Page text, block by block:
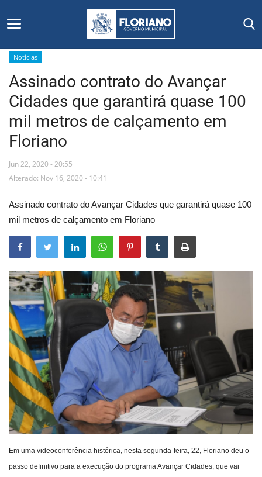
Início
Editais
Floriano
Secretarias e Órgãos
Mural de Licitações
Vídeos
Webmail
Contato
Notícias
Assinado contrato do Avançar
Cidades que garantirá quase 100
mil metros de calçamento em
Floriano
Jun 22, 2020 - 20:55
Alterado: Nov 16, 2020 - 10:41
Assinado contrato do Avançar Cidades que garantirá quase 100
mil metros de calçamento em Floriano
Em uma videoconferência histórica, nesta segunda-feira, 22, Floriano deu o
passo definitivo para a execução do programa Avançar Cidades, que vai